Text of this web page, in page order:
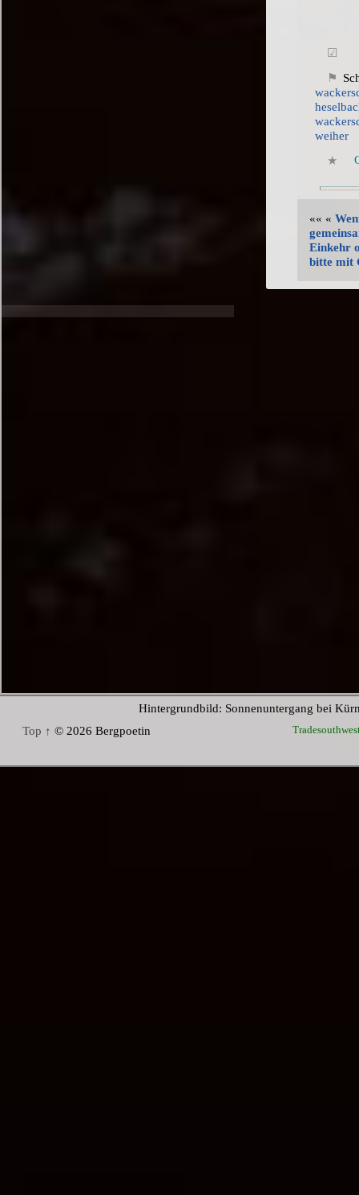
weiher
«« «
Einkehr
bitte mit
Hintergrundbild: Sonnenuntergang bei
Top ↑ © 2026 Bergpoetin